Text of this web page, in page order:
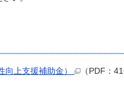
向上支援補助金） （PDF：